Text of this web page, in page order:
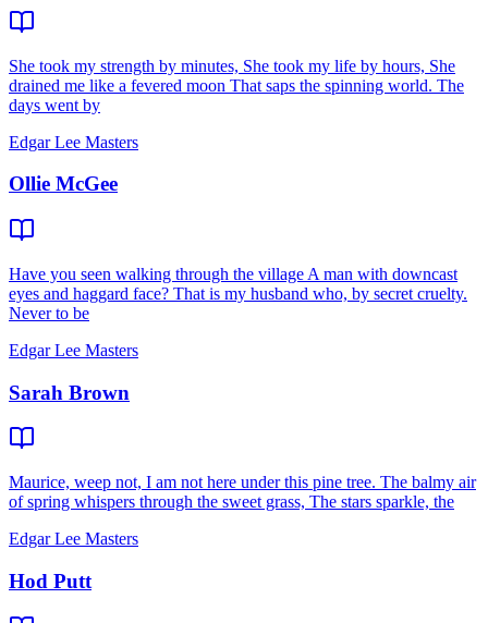
She took my strength by minutes, She took my life by hours, She
drained me like a fevered moon That saps the spinning world. The
days went by
Edgar Lee Masters
Ollie McGee
Have you seen walking through the village A man with downcast
eyes and haggard face? That is my husband who, by secret cruelty.
Never to be
Edgar Lee Masters
Sarah Brown
Maurice, weep not, I am not here under this pine tree. The balmy air
of spring whispers through the sweet grass, The stars sparkle, the
Edgar Lee Masters
Hod Putt